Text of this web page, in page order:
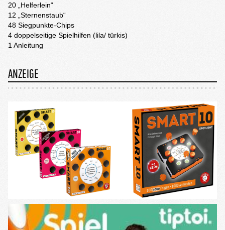
20 „Helferlein“
12 „Sternenstaub“
48 Siegpunkte-Chips
4 doppelseitige Spielhilfen (lila/ türkis)
1 Anleitung
ANZEIGE